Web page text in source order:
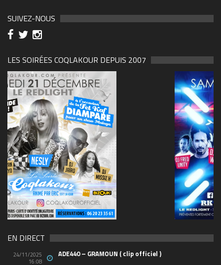
SUIVEZ-NOUS
LES SOIRÉES COQLAKOUR DEPUIS 2007
(1)
EN DIRECT
24/11/2025
16:08
ADE440 – GRAMOUN ( clip officiel )